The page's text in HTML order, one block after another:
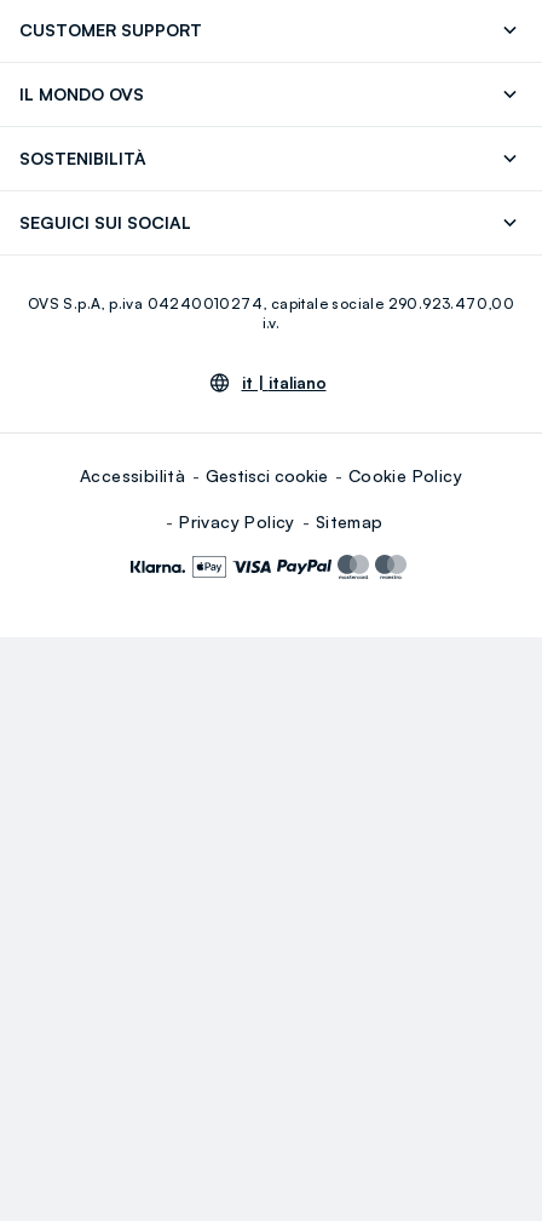
CUSTOMER SUPPORT
IL MONDO OVS
Giftcard
SOSTENIBILITÀ
SEGUICI SUI SOCIAL
Youtube Linkedin
OVS S.p.A, p.iva 04240010274, capitale sociale 290.923.470,00
i.v.
it | italiano
Accessibilità Gestisci cookie Cookie Policy
Privacy Policy Sitemap